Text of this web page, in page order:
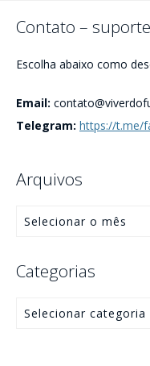
Contato – suporte
Escolha abaixo como
Email:
Telegram: https://t.me/
Arquivos
Categorias